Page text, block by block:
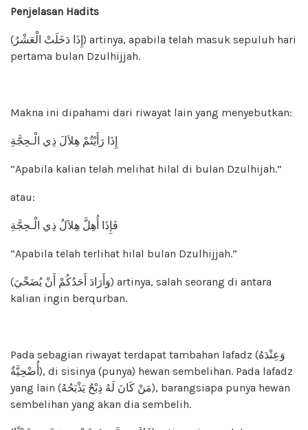
Penjelasan Hadits
(إِذَا دَخَلَتْ الْعَشْرُ) artinya, apabila telah masuk sepuluh hari
pertama bulan Dzulhijjah.
Makna ini dipahami dari riwayat lain yang menyebutkan:
إِذَا رَأَيْتُمْ هِلاَلَ ذِي الْـحِجَّةِ
”Apabila kalian telah melihat hilal di bulan Dzulhijah.”
atau:
فَإِذَا أُهِلَّ هِلاَلُ ذِي الْـحِجَّةِ
”Apabila telah terlihat hilal bulan Dzulhijjah.”
(وَأَرَادَ أَحَدُكُمْ أَنْ يُضَحِّيَ) artinya, salah seorang di antara
kalian ingin berqurban.
Pada sebagian riwayat terdapat tambahan lafadz (وَعِنْدَهُ
أُضْحِيَّةٌ), di sisinya (punya) hewan sembelihan. Pada lafadz
yang lain (مَنْ كَانَ لَهُ ذِبْحٌ يَذْبَحُهُ), barangsiapa punya hewan
sembelihan yang akan dia sembelih.